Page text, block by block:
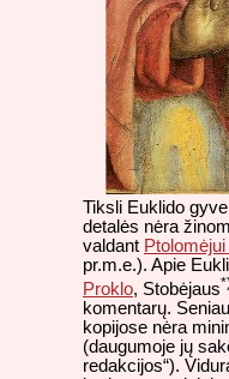
Tiksli Euklido
detalės nėra
valdant
pr.m.e.). Apie
Proklo, Stobėjaus
komentarų.
kopijose nėra
(daugumoje jų
redakcijos“).